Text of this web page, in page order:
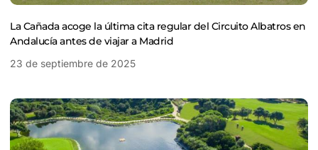
La Cañada acoge la última cita regular del Circuito Albatros en
Andalucía antes de viajar a Madrid
23 de septiembre de 2025